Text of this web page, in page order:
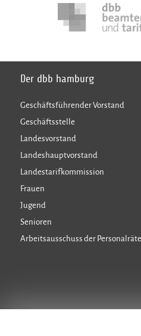
Der dbb hamburg
Geschäftsführender Vorstand
Geschäftsstelle
Landesvorstand
Landeshauptvorstand
Landestarifkommission
Frauen
Jugend
Senioren
Arbeitsausschuss der Personalräte